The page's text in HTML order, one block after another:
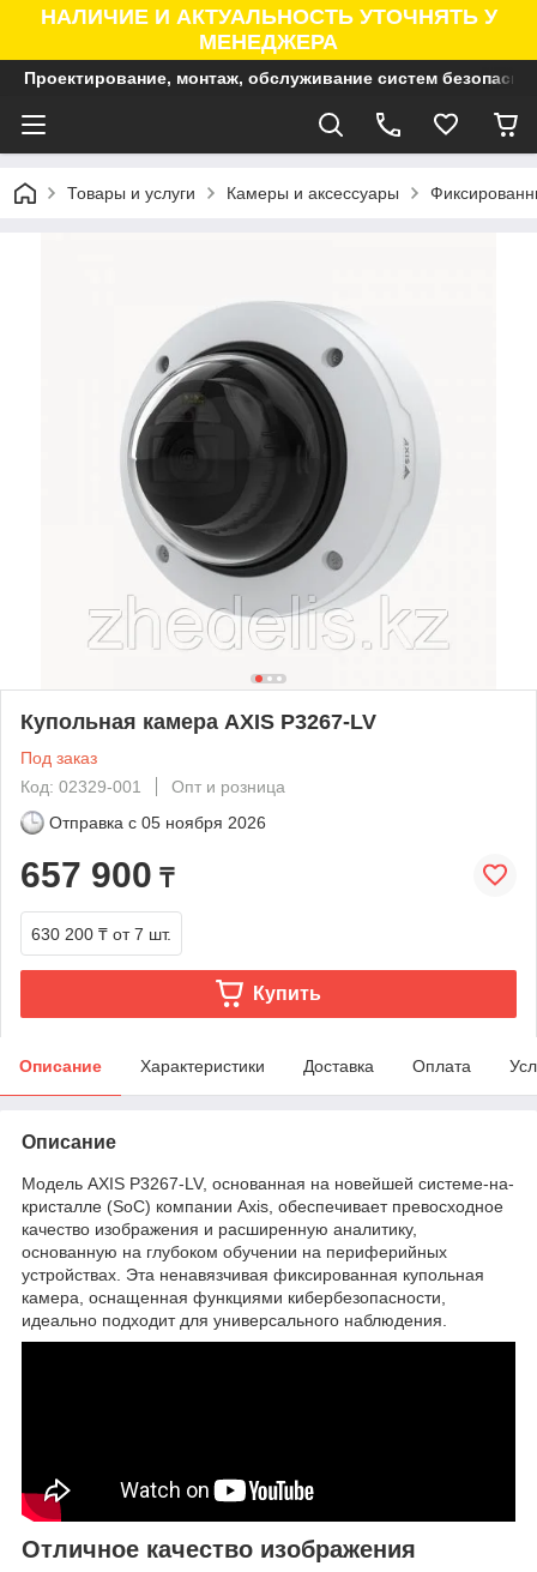
НАЛИЧИЕ И АКТУАЛЬНОСТЬ УТОЧНЯТЬ У
МЕНЕДЖЕРА
Проектирование, монтаж, обслуживание систем
Товары и услуги Камеры и аксессуары
Купольная камера AXIS P3267-LV
Под заказ
Код: 02329-001
Опт и розница
Отправка с 05 ноября 2026
657 900 ₸
630 200 ₸ от 7 шт.
Купить
Описание Характеристики Доставка Оплата
Описание
Модель AXIS P3267-LV, основанная на новейшей системе-на-
кристалле (SoC) компании Axis, обеспечивает превосходное
качество изображения и расширенную аналитику,
основанную на глубоком обучении на периферийных
устройствах. Эта ненавязчивая фиксированная купольная
камера, оснащенная функциями кибербезопасности,
идеально подходит для универсального наблюдения.
Отличное качество изображения